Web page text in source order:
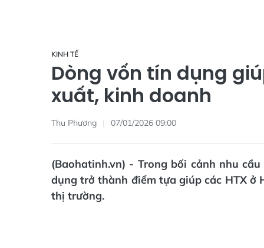
KINH TẾ
Dòng vốn tín dụng
xuất, kinh doanh
Thu Phương 07/01/2026 09:00
(Baohatinh.vn) - Trong bối cảnh nhu
dụng trở thành điểm tựa giúp các HTX ở
thị trường.